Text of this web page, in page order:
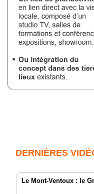
DERNIÈRES
Le Mont-Ventoux : le